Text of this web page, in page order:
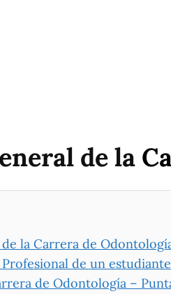
de la
la Carrera de
de un
de Odontología –